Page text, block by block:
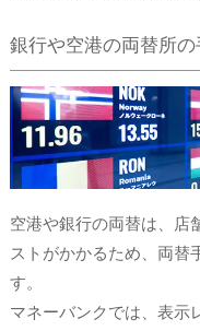
銀行や空港の両替所
空港や銀行の両替は、店
ストがかかるため、両替
す。
マネーバンクでは、表示